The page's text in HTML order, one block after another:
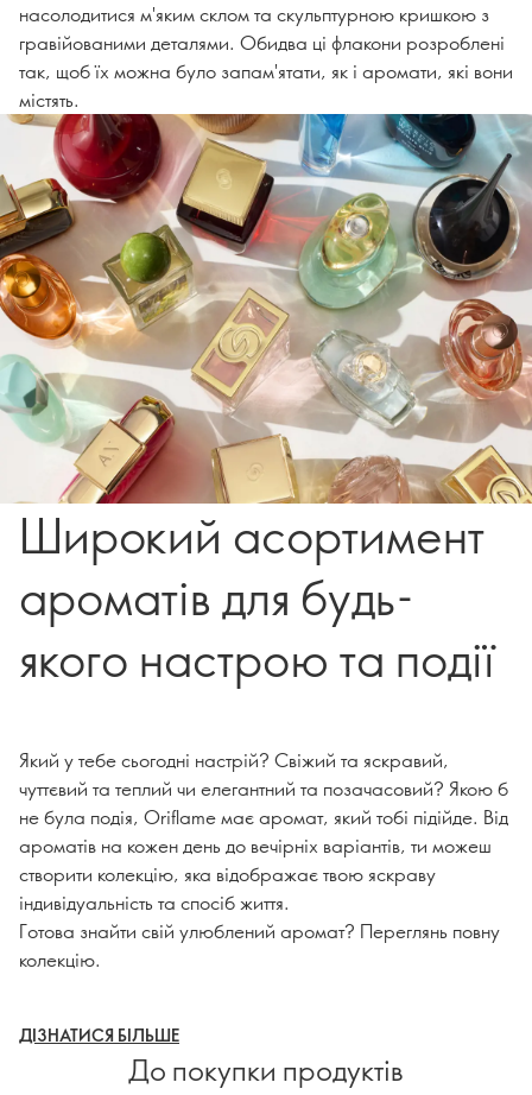
насолодитися м'яким склом та скульптурною кришкою з
гравійованими деталями. Обидва ці флакони розроблені
так, щоб їх можна було запам'ятати, як і аромати, які вони
містять.
Широкий асортимент
ароматів для будь-
якого настрою та події
Який у тебе сьогодні настрій? Свіжий та яскравий,
чуттєвий та теплий чи елегантний та позачасовий? Якою б
не була подія, Oriflame має аромат, який тобі підійде. Від
ароматів на кожен день до вечірніх варіантів, ти можеш
створити колекцію, яка відображає твою яскраву
індивідуальність та спосіб життя.
Готова знайти свій улюблений аромат? Переглянь повну
колекцію.
ДІЗНАТИСЯ БІЛЬШЕ
До покупки продуктів